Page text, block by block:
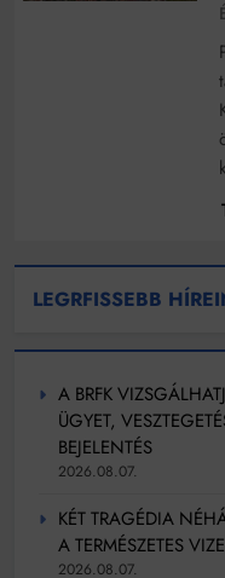
LEGRFISSEBB
A BRFK
ÜGYET,
BEJELENTÉS
2026.08.07.
KÉT TRAGÉDIA
A TERMÉSZETES
2026.08.07.